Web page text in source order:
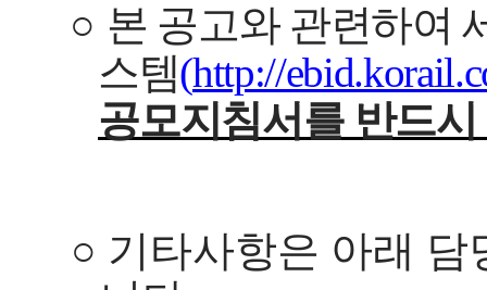
○ 본 공고와 관련하여
스템(http://
공모지침서를 반드
○ 기타사항은 아래